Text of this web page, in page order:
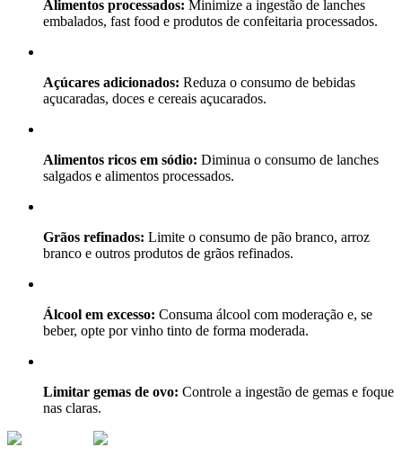
Alimentos processados: Minimize a ingestão de lanches
embalados, fast food e produtos de confeitaria processados.
Açúcares adicionados: Reduza o consumo de bebidas
açucaradas, doces e cereais açucarados.
Alimentos ricos em sódio: Diminua o consumo de lanches
salgados e alimentos processados.
Grãos refinados: Limite o consumo de pão branco, arroz
branco e outros produtos de grãos refinados.
Álcool em excesso: Consuma álcool com moderação e, se
beber, opte por vinho tinto de forma moderada.
Limitar gemas de ovo: Controle a ingestão de gemas e foque
nas claras.